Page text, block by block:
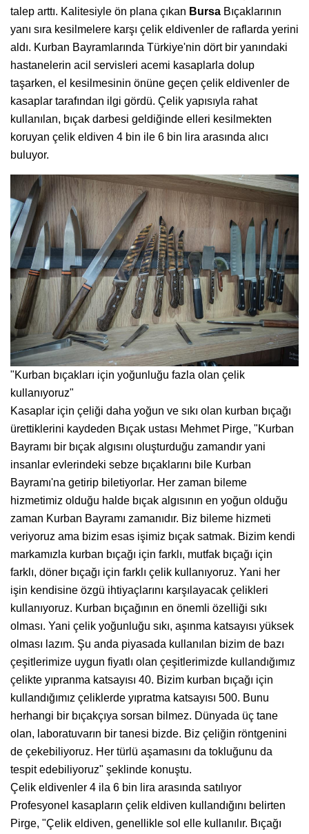
talep arttı. Kalitesiyle ön plana çıkan Bursa Bıçaklarının
yanı sıra kesilmelere karşı çelik eldivenler de raflarda yerini
aldı. Kurban Bayramlarında Türkiye'nin dört bir yanındaki
hastanelerin acil servisleri acemi kasaplarla dolup
taşarken, el kesilmesinin önüne geçen çelik eldivenler de
kasaplar tarafından ilgi gördü. Çelik yapısıyla rahat
kullanılan, bıçak darbesi geldiğinde elleri kesilmekten
koruyan çelik eldiven 4 bin ile 6 bin lira arasında alıcı
buluyor.
"Kurban bıçakları için yoğunluğu fazla olan çelik
kullanıyoruz"
Kasaplar için çeliği daha yoğun ve sıkı olan kurban bıçağı
ürettiklerini kaydeden Bıçak ustası Mehmet Pirge, "Kurban
Bayramı bir bıçak algısını oluşturduğu zamandır yani
insanlar evlerindeki sebze bıçaklarını bile Kurban
Bayramı'na getirip biletiyorlar. Her zaman bileme
hizmetimiz olduğu halde bıçak algısının en yoğun olduğu
zaman Kurban Bayramı zamanıdır. Biz bileme hizmeti
veriyoruz ama bizim esas işimiz bıçak satmak. Bizim kendi
markamızla kurban bıçağı için farklı, mutfak bıçağı için
farklı, döner bıçağı için farklı çelik kullanıyoruz. Yani her
işin kendisine özgü ihtiyaçlarını karşılayacak çelikleri
kullanıyoruz. Kurban bıçağının en önemli özelliği sıkı
olması. Yani çelik yoğunluğu sıkı, aşınma katsayısı yüksek
olması lazım. Şu anda piyasada kullanılan bizim de bazı
çeşitlerimize uygun fiyatlı olan çeşitlerimizde kullandığımız
çelikte yıpranma katsayısı 40. Bizim kurban bıçağı için
kullandığımız çeliklerde yıpratma katsayısı 500. Bunu
herhangi bir bıçakçıya sorsan bilmez. Dünyada üç tane
olan, laboratuvarın bir tanesi bizde. Biz çeliğin röntgenini
de çekebiliyoruz. Her türlü aşamasını da tokluğunu da
tespit edebiliyoruz" şeklinde konuştu.
Çelik eldivenler 4 ila 6 bin lira arasında satılıyor
Profesyonel kasapların çelik eldiven kullandığını belirten
Pirge, "Çelik eldiven, genellikle sol elle kullanılır. Bıçağı